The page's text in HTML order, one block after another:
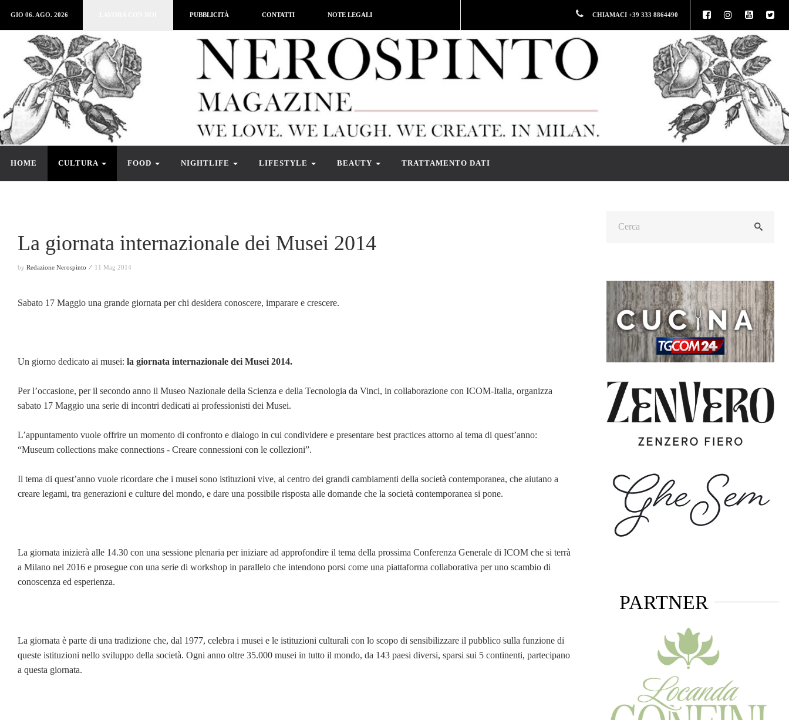
GIO 06. AGO. 2026 PUBBLICITÀ CONTATTI NOTE LEGALI CHIAMACI +39 333 8864490
HOME CULTURA FOOD NIGHTLIFE LIFESTYLE BEAUTY TRATTAMENTO DATI
La giornata internazionale dei Musei 2014
by Redazione Nerospinto ⁄ 11 Mag 2014
Sabato 17 Maggio una grande giornata per chi desidera conoscere, imparare e crescere.
Un giorno dedicato ai musei: la giornata internazionale dei Musei 2014.
Per l’occasione, per il secondo anno il Museo Nazionale della Scienza e della Tecnologia da Vinci, in collaborazione con ICOM-Italia, organizza
sabato 17 Maggio una serie di incontri dedicati ai professionisti dei Musei.
L’appuntamento vuole offrire un momento di confronto e dialogo in cui condividere e presentare best practices attorno al tema di quest’anno:
“Museum collections make connections - Creare connessioni con le collezioni”.
Il tema di quest’anno vuole ricordare che i musei sono istituzioni vive, al centro dei grandi cambiamenti della società contemporanea, che aiutano a
creare legami, tra generazioni e culture del mondo, e dare una possibile risposta alle domande che la società contemporanea si pone.
La giornata inizierà alle 14.30 con una sessione plenaria per iniziare ad approfondire il tema della prossima Conferenza Generale di ICOM che si terrà
a Milano nel 2016 e prosegue con una serie di workshop in parallelo che intendono porsi come una piattaforma collaborativa per uno scambio di
conoscenza ed esperienza.
La giornata è parte di una tradizione che, dal 1977, celebra i musei e le istituzioni culturali con lo scopo di sensibilizzare il pubblico sulla funzione di
queste istituzioni nello sviluppo della società. Ogni anno oltre 35.000 musei in tutto il mondo, da 143 paesi diversi, sparsi sui 5 continenti, partecipano
a questa giornata.
PARTNER